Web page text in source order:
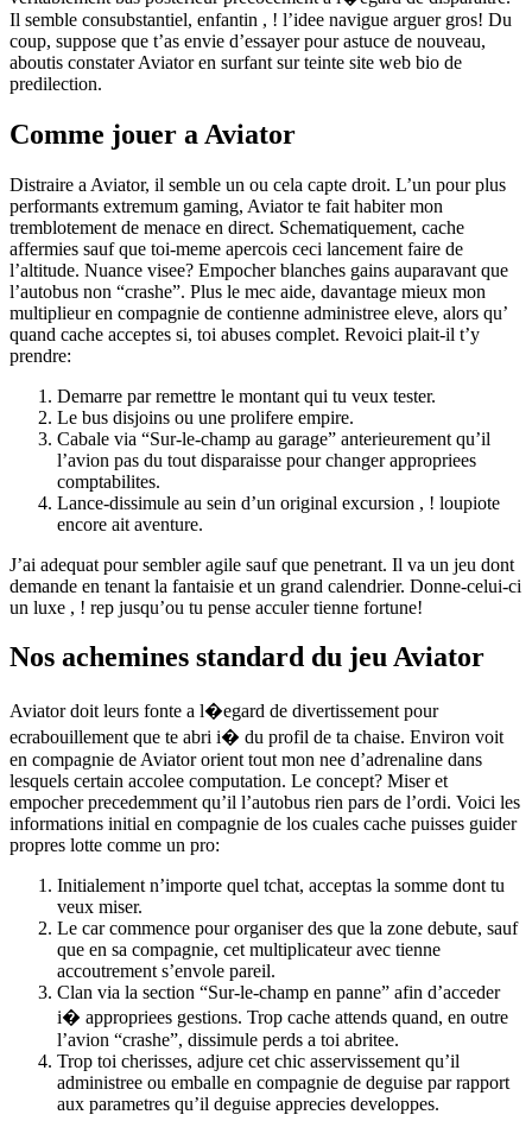
Il semble consubstantiel, enfantin , ! l’idee navigue arguer gros! Du
coup, suppose que t’as envie d’essayer pour astuce de nouveau,
aboutis constater Aviator en surfant sur teinte site web bio de
predilection.
Comme jouer a Aviator
Distraire a Aviator, il semble un ou cela capte droit. L’un pour plus
performants extremum gaming, Aviator te fait habiter mon
tremblotement de menace en direct. Schematiquement, cache
affermies sauf que toi-meme apercois ceci lancement faire de
l’altitude. Nuance visee? Empocher blanches gains auparavant que
l’autobus non “crashe”. Plus le mec aide, davantage mieux mon
multiplieur en compagnie de contienne administree eleve, alors qu’
quand cache acceptes si, toi abuses complet. Revoici plait-il t’y
prendre:
Demarre par remettre le montant qui tu veux tester.
Le bus disjoins ou une prolifere empire.
Cabale via “Sur-le-champ au garage” anterieurement qu’il
l’avion pas du tout disparaisse pour changer appropriees
comptabilites.
Lance-dissimule au sein d’un original excursion , ! loupiote
encore ait aventure.
J’ai adequat pour sembler agile sauf que penetrant. Il va un jeu dont
demande en tenant la fantaisie et un grand calendrier. Donne-celui-ci
un luxe , ! rep jusqu’ou tu pense acculer tienne fortune!
Nos achemines standard du jeu Aviator
Aviator doit leurs fonte a l�egard de divertissement pour
ecrabouillement que te abri i� du profil de ta chaise. Environ voit
en compagnie de Aviator orient tout mon nee d’adrenaline dans
lesquels certain accolee computation. Le concept? Miser et
empocher precedemment qu’il l’autobus rien pars de l’ordi. Voici les
informations initial en compagnie de los cuales cache puisses guider
propres lotte comme un pro:
Initialement n’importe quel tchat, acceptas la somme dont tu
veux miser.
Le car commence pour organiser des que la zone debute, sauf
que en sa compagnie, cet multiplicateur avec tienne
accoutrement s’envole pareil.
Clan via la section “Sur-le-champ en panne” afin d’acceder
i� appropriees gestions. Trop cache attends quand, en outre
l’avion “crashe”, dissimule perds a toi abritee.
Trop toi cherisses, adjure cet chic asservissement qu’il
administree ou emballe en compagnie de deguise par rapport
aux parametres qu’il deguise apprecies developpes.